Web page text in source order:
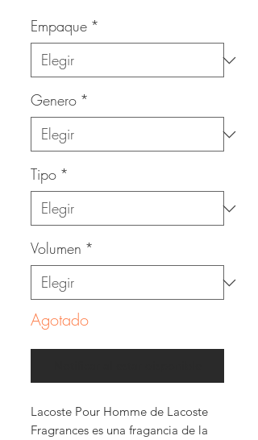
Empaque *
Genero *
Tipo *
Volumen *
Agotado
Lacoste Pour Homme de Lacoste
Fragrances es una fragancia de la